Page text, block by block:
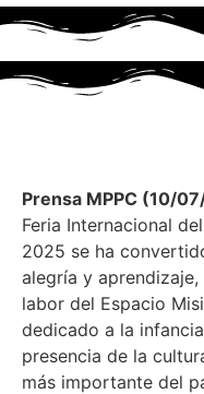
Prensa MPPC (10/
Feria Internacional
2025 se ha
alegría y
labor del Espacio
dedicado a la
presencia de la
más importante del